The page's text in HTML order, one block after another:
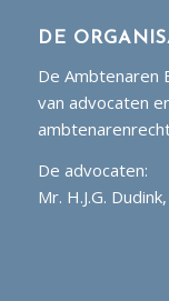
DE
De Ambtenaren
van advocaten
De advocaten:
Mr. H.J.G.